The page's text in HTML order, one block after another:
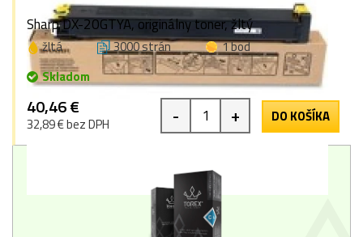
Sharp DX-20GTYA, originálny toner, žltý
žltá 3000 strán
1 bod
Skladom
40,46 €
32,89 € bez DPH - + DO KOŠÍKA